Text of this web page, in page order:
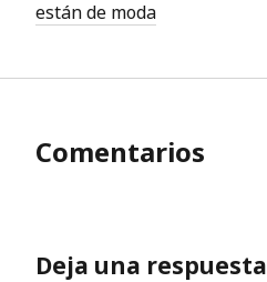
están de moda
Comentarios
Deja una respuesta